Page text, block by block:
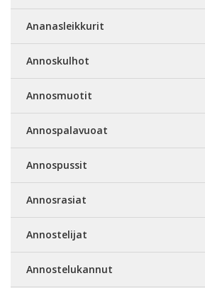
Ananasleikkurit
Annoskulhot
Annosmuotit
Annospalavuoat
Annospussit
Annosrasiat
Annostelijat
Annostelukannut